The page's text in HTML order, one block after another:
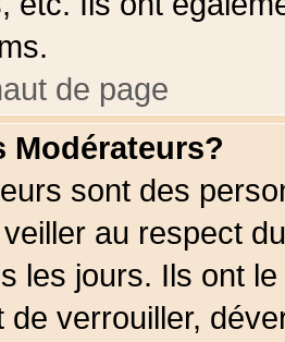
de page
Modérateurs?
sont des
au respect
les jours. Ils ont
de verrouiller,